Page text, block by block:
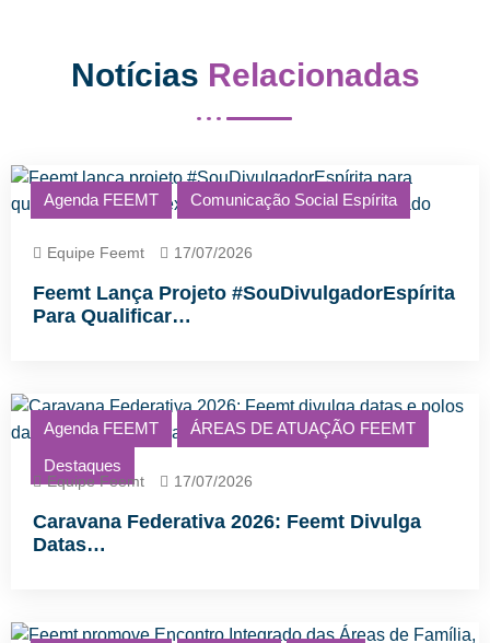
Notícias Relacionadas
Agenda FEEMT Comunicação Social Espírita
Equipe Feemt 17/07/2026
Feemt Lança Projeto #SouDivulgadorEspírita
Para Qualificar…
Agenda FEEMT
ÁREAS DE ATUAÇÃO FEEMT
Destaques
Equipe Feemt 17/07/2026
Caravana Federativa 2026: Feemt Divulga
Datas…